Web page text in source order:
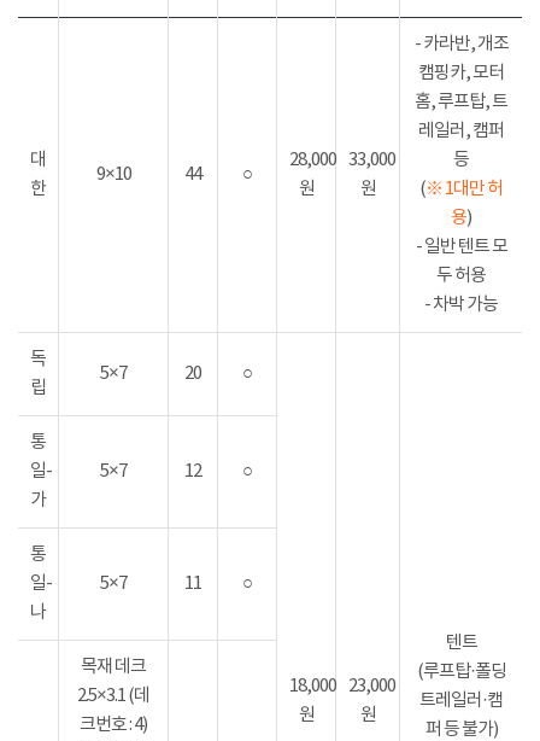
대
한
9×10 44 ○
28,000
원
33,000
원
- 카라반, 개조
캠핑카, 모터
홈, 루프탑, 트
레일러, 캠퍼
등
(※ 1대만 허
용)
- 일반 텐트 모
두 허용
- 차박 가능
독
립
5×7 20 ○
18,000
원
23,000
원
텐트
(루프탑·폴딩
트레일러·캠
퍼 등 불가)
통
일-
가
5×7 12 ○
통
일-
나
5×7 11 ○
목재 데크
2.5×3.1 (데
크번호 : 4)